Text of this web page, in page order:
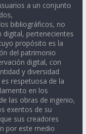
a un conjunto
bibliográficos, no
digital, pertenecientes
propósito es la
del patrimonio
digital, con
y diversidad
respetuosa de la
en los
las obras de ingenio,
exentos de su
sus creadores
por este medio